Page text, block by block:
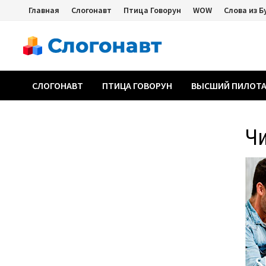
Перейти
содержимому
Главная Слогонавт Птица Говорун WOW Слова из
СЛОГОНАВТ ПТИЦА ГОВОРУН ВЫСШИЙ